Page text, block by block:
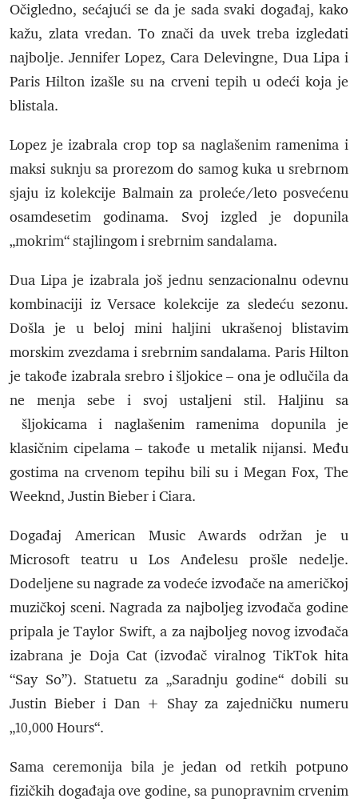
Očigledno, sećajući se da je sada svaki događaj, kako
kažu, zlata vredan. To znači da uvek treba izgledati
najbolje. Jennifer Lopez, Cara Delevingne, Dua Lipa i
Paris Hilton izašle su na crveni tepih u odeći koja je
blistala.
Lopez je izabrala crop top sa naglašenim ramenima i
maksi suknju sa prorezom do samog kuka u srebrnom
sjaju iz kolekcije Balmain za proleće/leto posvećenu
osamdesetim godinama. Svoj izgled je dopunila
„mokrim“ stajlingom i srebrnim sandalama.
Dua Lipa je izabrala još jednu senzacionalnu odevnu
kombinaciji iz Versace kolekcije za sledeću sezonu.
Došla je u beloj mini haljini ukrašenoj blistavim
morskim zvezdama i srebrnim sandalama. Paris Hilton
je takođe izabrala srebro i šljokice – ona je odlučila da
ne menja sebe i svoj ustaljeni stil. Haljinu sa
šljokicama i naglašenim ramenima dopunila je
klasičnim cipelama – takođe u metalik nijansi. Među
gostima na crvenom tepihu bili su i Megan Fox, The
Weeknd, Justin Bieber i Ciara.
Događaj American Music Awards održan je u
Microsoft teatru u Los Anđelesu prošle nedelje.
Dodeljene su nagrade za vodeće izvođače na američkoj
muzičkoj sceni. Nagrada za najboljeg izvođača godine
pripala je Taylor Swift, a za najboljeg novog izvođača
izabrana je Doja Cat (izvođač viralnog TikTok hita
“Say So”). Statuetu za „Saradnju godine“ dobili su
Justin Bieber i Dan + Shay za zajedničku numeru
„10,000 Hours“.
Sama ceremonija bila je jedan od retkih potpuno
fizičkih događaja ove godine, sa punopravnim crvenim